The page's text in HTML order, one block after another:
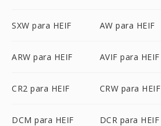
SXW para HEIF AW para HEIF
ARW para HEIF AVIF para HEIF
CR2 para HEIF CRW para HEIF
DCM para HEIF DCR para HEIF